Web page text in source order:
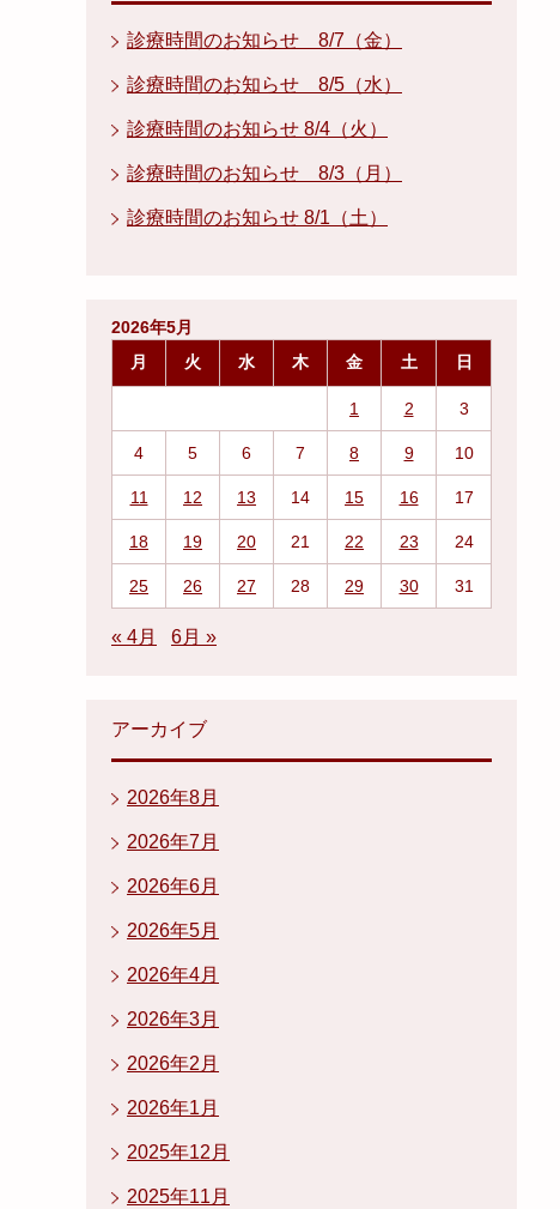
診療時間のお知らせ 8/7（金）
診療時間のお知らせ 8/5（水）
診療時間のお知らせ 8/4（火）
診療時間のお知らせ 8/3（月）
診療時間のお知らせ 8/1（土）
2026年5月
月
火 水 木 金 土 日
1 2 3
4 5 6 7 8 9 10
11 12 13 14 15 16 17
18 19 20 21 22 23 24
25 26 27 28 29 30 31
« 4月 6月 »
アーカイブ
2026年8月
2026年7月
2026年6月
2026年5月
2026年4月
2026年3月
2026年2月
2026年1月
2025年12月
2025年11月